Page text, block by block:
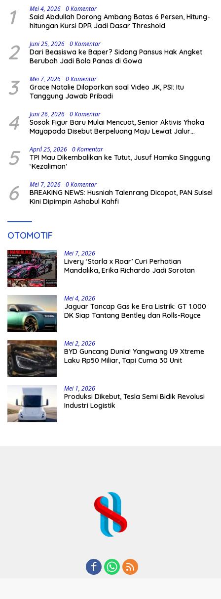
1 Mei 4, 2026 0 Komentar
Said Abdullah Dorong Ambang Batas 6 Persen, Hitung-
hitungan Kursi DPR Jadi Dasar Threshold
2 Juni 25, 2026 0 Komentar
Dari Beasiswa ke Baper? Sidang Pansus Hak Angket
Berubah Jadi Bola Panas di Gowa
3 Mei 7, 2026 0 Komentar
Grace Natalie Dilaporkan soal Video JK, PSI: Itu
Tanggung Jawab Pribadi
4 Juni 26, 2026 0 Komentar
Sosok Figur Baru Mulai Mencuat, Senior Aktivis Yhoka
Mayapada Disebut Berpeluang Maju Lewat Jalur
5 April 25, 2026 0 Komentar
TPI Mau Dikembalikan ke Tutut, Jusuf Hamka Singgung
‘Kezaliman’
6 Mei 7, 2026 0 Komentar
BREAKING NEWS: Husniah Talenrang Dicopot, PAN Sulsel
Kini Dipimpin Ashabul Kahfi
OTOMOTIF
Mei 7, 2026
Livery ‘Starla x Roar’ Curi Perhatian
Mandalika, Erika Richardo Jadi Sorotan
Mei 4, 2026
Jaguar Tancap Gas ke Era Listrik: GT 1.000
DK Siap Tantang Bentley dan Rolls-Royce
Mei 2, 2026
BYD Guncang Dunia! Yangwang U9 Xtreme
Laku Rp50 Miliar, Tapi Cuma 30 Unit
Mei 1, 2026
Produksi Dikebut, Tesla Semi Bidik Revolusi
Industri Logistik